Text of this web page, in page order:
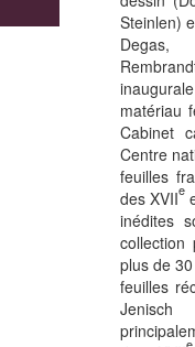
Steinlen)
Degas,
matériau
Cabinet
Centre
feuilles
des XVIIe
inédites
collection
plus de
feuilles
Jenisch